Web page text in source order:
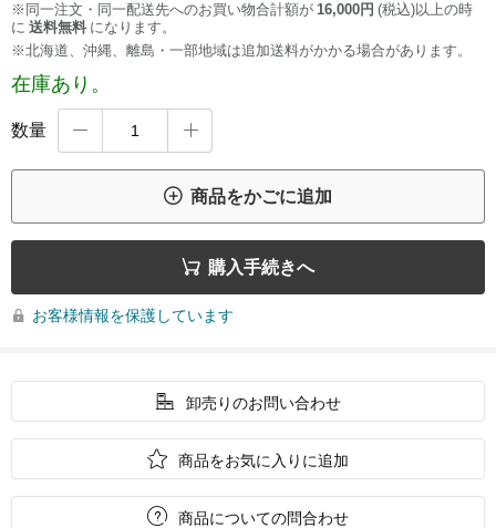
※同一注文・同一配送先へのお買い物合計額が 16,000円 (税込)以上の時
に 送料無料 になります。
※北海道、沖縄、離島・一部地域は追加送料がかかる場合があります。
在庫あり。
数量  
 商品をかごに追加
 購入手続きへ
 お客様情報を保護しています
 卸売りのお問い合わせ
 商品をお気に入りに追加
 商品についての問合わせ